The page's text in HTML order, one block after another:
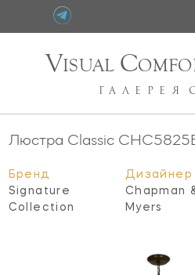
VISUAL C
ГАЛЕРЕЯ
Люстра Classic
Бренд
Signature
Collection
Дизайнер
Chapman
Myers